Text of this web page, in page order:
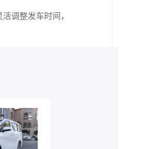
调整发车时间，